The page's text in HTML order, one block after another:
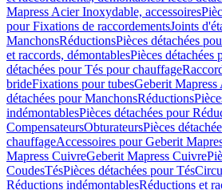
Mapress Acier Inoxydable, accessoires
pour Fixations de raccordementsJoints
ManchonsRéductionsPièces détachées
et raccords, démontablesPièces détachées
détachées pour Tés pour chauffage
brideFixations pour tubesGeberit Mapress
détachées pour ManchonsRéductions
indémontablesPièces détachées pour
CompensateursObturateursPièces
chauffageAccessoires pour Geberit
Mapress CuivreGeberit Mapress Cuivre
CoudesTésPièces détachées pour Tés
Réductions indémontablesRéductions et